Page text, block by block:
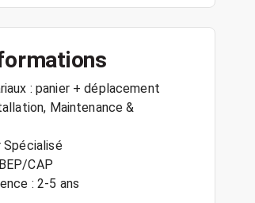
: panier + déplacement
Maintenance &
Spécialisé
CAP
: 2-5 ans